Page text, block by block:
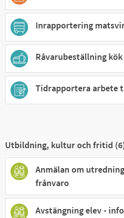
Inrapportering
Råvarubeställning kök
Tidrapportera arbete
Utbildning, kultur och fritid (6
Anmälan om
frånvaro
Avstängning elev -